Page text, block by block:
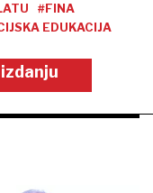
#FINA
EDUKACIJA